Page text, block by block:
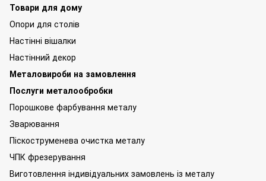
Товари для дому
Опори для столів
Настінні вішалки
Настінний декор
Металовироби на замовлення
Послуги металообробки
Порошкове фарбування металу
Зварювання
Піскоструменева очистка металу
ЧПК фрезерування
Виготовлення індивідуальних замовлень із металу